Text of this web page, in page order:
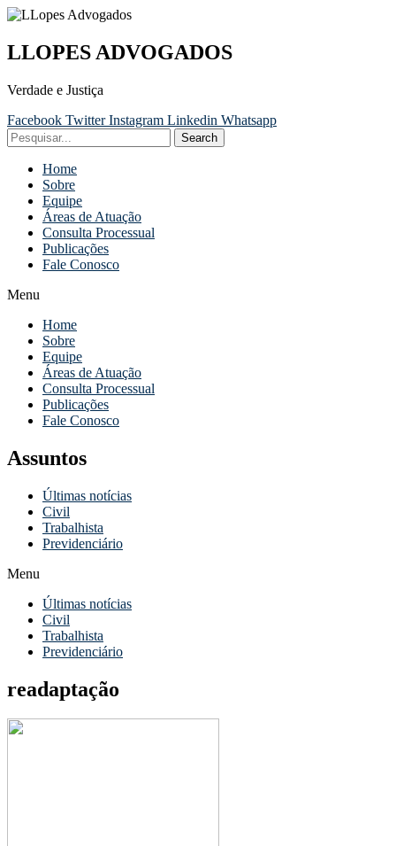
LLOPES ADVOGADOS
Verdade e Justiça
Facebook Twitter Instagram Linkedin Whatsapp
Search
Home
Sobre
Equipe
Áreas de Atuação
Consulta Processual
Publicações
Fale Conosco
Menu
Home
Sobre
Equipe
Áreas de Atuação
Consulta Processual
Publicações
Fale Conosco
Assuntos
Últimas notícias
Civil
Trabalhista
Previdenciário
Menu
Últimas notícias
Civil
Trabalhista
Previdenciário
readaptação